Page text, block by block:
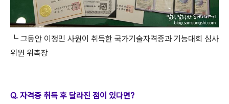
┗ 그동안 이정민 사원이 취득한 국가기술자격증과 기능대회 심사
위원 위촉장
Q. 자격증 취득 후 달라진 점이 있다면?